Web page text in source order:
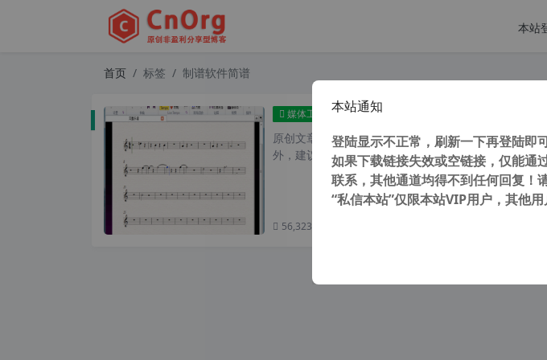
本站
首页 标签 制谱软件简谱
媒体工具 Avid Sibelius Ultimate 2022.9 Build 1464 中文版 爱维德西贝柳斯 五
原创文章，转载请注明： 转载自cnorg.12hp.de 注意
外，建议避开晚上的访问高峰期...
56,323 次浏览
本站通知
登陆显示不正常，刷新一下再登陆即
如果下载链接失效或空链接，仅能通
联系，其他通道均得不到任何回复！
“私信本站”仅限本站VIP用户，其他